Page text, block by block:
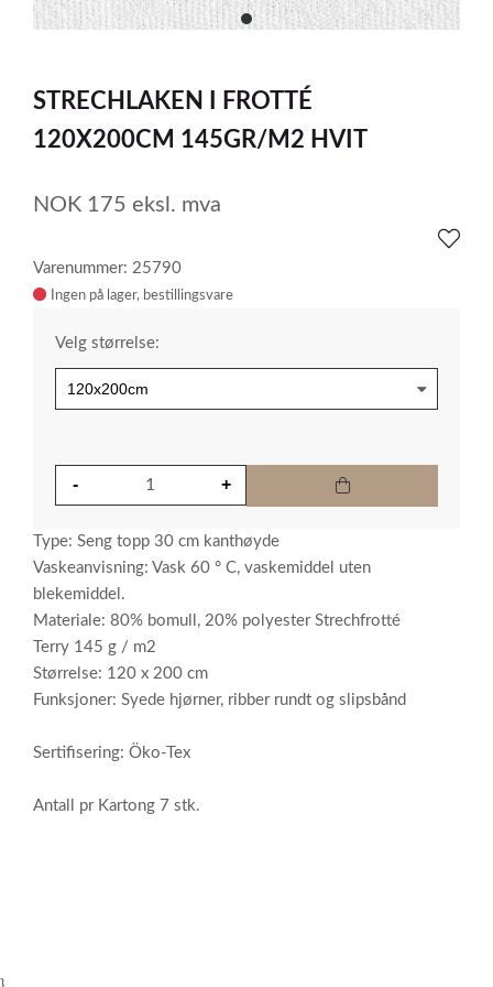
item
of
1
STRECHLAKEN I FROTTÉ
120X200CM 145GR/M2 HVIT
NOK 175 eksl. mva
Varenummer: 25790
Ingen på lager
Velg størrelse:
Type: Seng topp 30 cm kanthøyde
Vaskeanvisning: Vask 60 ° C, vaskemiddel uten
blekemiddel.
Materiale: 80% bomull, 20% polyester Strechfrotté
Terry 145 g / m2
Størrelse: 120 x 200 cm
Funksjoner: Syede hjørner, ribber rundt og slipsbånd
Sertifisering: Öko-Tex
Antall pr Kartong 7 stk.